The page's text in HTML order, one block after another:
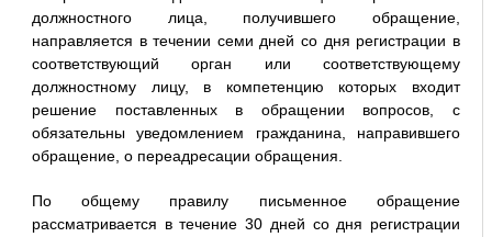
должностного лица, получившего обращение,
направляется в течении семи дней со дня регистрации в
соответствующий орган или соответствующему
должностному лицу, в компетенцию которых входит
решение поставленных в обращении вопросов, с
обязательны уведомлением гражданина, направившего
обращение, о переадресации обращения.
По общему правилу письменное обращение
рассматривается в течение 30 дней со дня регистрации